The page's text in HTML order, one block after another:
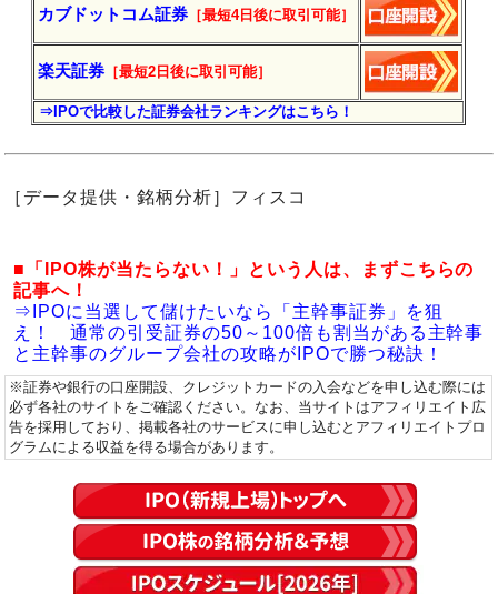
カブドットコム証券 ［最短4日後に取引可能］
楽天証券 ［最短2日後に取引可能］
⇒IPOで比較した証券会社ランキングはこちら！
［データ提供・銘柄分析］フィスコ
■「IPO株が当たらない！」という人は、まずこちらの
記事へ！
⇒IPOに当選して儲けたいなら「主幹事証券」を狙
え！ 通常の引受証券の50～100倍も割当がある主幹事
と主幹事のグループ会社の攻略がIPOで勝つ秘訣！
※証券や銀行の口座開設、クレジットカードの入会などを申し込む際には
必ず各社のサイトをご確認ください。なお、当サイトはアフィリエイト広
告を採用しており、掲載各社のサービスに申し込むとアフィリエイトプロ
グラムによる収益を得る場合があります。